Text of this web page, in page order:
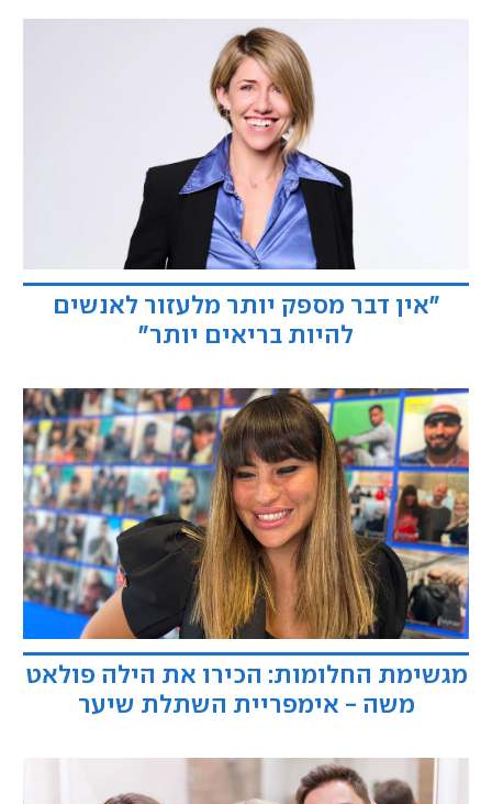
"אין דבר מספק יותר מלעזור לאנשים
להיות בריאים יותר"
מגשימת החלומות: הכירו את הילה פולאט
משה - אימפריית השתלת שיער